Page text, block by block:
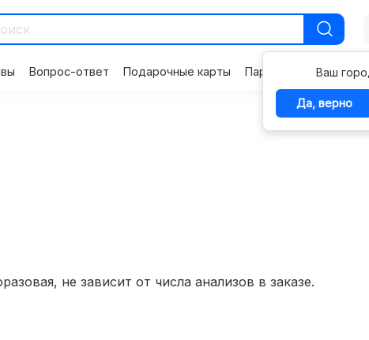
Ваш
Да, верно
Вопрос-ответ Подарочные карты Партнерам
не зависит от числа анализов в заказе.